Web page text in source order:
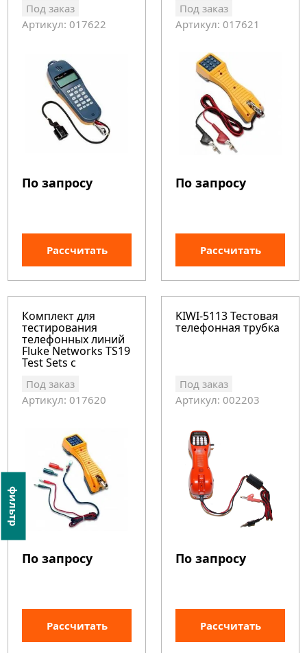
фильтр
Под заказ
Артикул: 017622
По запросу
Рассчитать
Под заказ
Артикул: 017621
По запросу
Рассчитать
Комплект для
тестирования
телефонных линий
Fluke Networks TS19
Test Sets с
штекера на зажим
типа «крокодил»
Под заказ
Артикул: 017620
По запросу
Рассчитать
KIWI-5113 Тестовая
телефонная трубка
Под заказ
Артикул: 002203
По запросу
Рассчитать